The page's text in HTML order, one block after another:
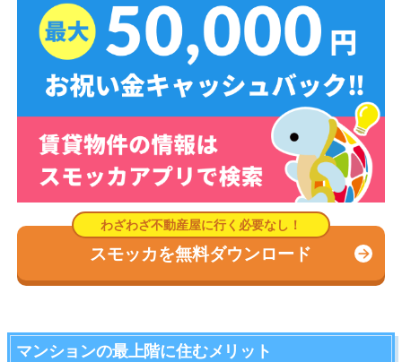
スモッカを無料ダウンロード
マンションの最上階に住むメリット